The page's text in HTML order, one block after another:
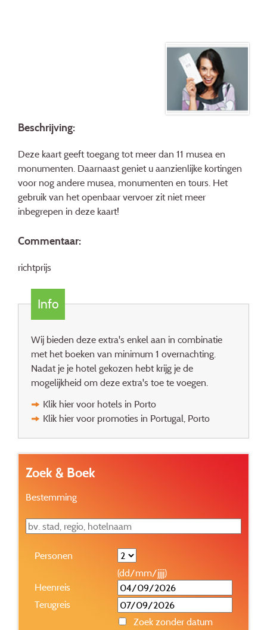
Beschrijving:
Deze kaart geeft toegang tot meer dan 11 musea en
monumenten. Daarnaast geniet u aanzienlijke kortingen
voor nog andere musea, monumenten en tours. Het
gebruik van het openbaar vervoer zit niet meer
inbegrepen in deze kaart!
Commentaar:
richtprijs
Info
Wij bieden deze extra's enkel aan in combinatie
met het boeken van minimum 1 overnachting.
Nadat je je hotel gekozen hebt krijg je de
mogelijkheid om deze extra's toe te voegen.
Klik hier voor hotels in Porto
Klik hier voor promoties in Portugal, Porto
Zoek & Boek
Bestemming
Personen
(dd/mm/jjjj)
Heenreis
Terugreis
Zoek zonder datum